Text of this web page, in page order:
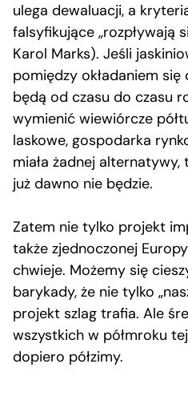
ulega dewaluacji, a
falsyfikujące „rozpływają
Karol Marks). Jeśli
pomiędzy okładaniem
będą od czasu do czasu
wymienić wiewiórcze
laskowe, gospodarka
miała żadnej
już dawno nie będzie.
Zatem nie tylko projekt
także zjednoczonej
chwieje. Możemy się
barykady, że nie tylko
projekt szlag trafia. Ale
wszystkich w półmroku
dopiero półzimy.